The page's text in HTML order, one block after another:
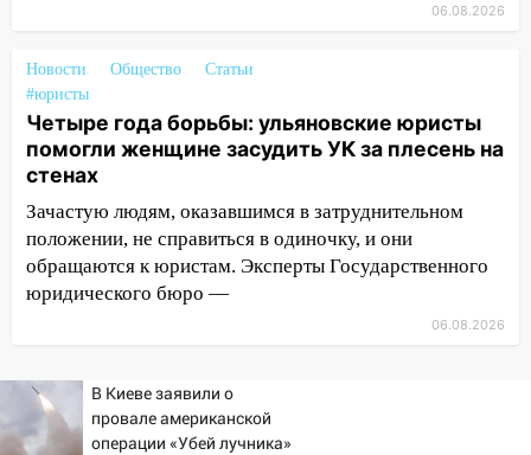
Ульяновской области завели дело на
агрессивную женщину
15:47 На улице Радищева сбили
курьера: крупная авария в Ульяновске
15:15 Проводил до квартиры и ограбил:
новый кавалер женщины оказался
рецидивистом
14:26
В Ульяновске ограничат движение
14:23
67% ульяновцев готовы
передумать увольняться, если им
повысят зарплату
06.08.2026
Новости Общество
Статьи
#юристы
Четыре года борьбы: ульяновские юристы
помогли женщине засудить УК за плесень на
стенах
Зачастую людям, оказавшимся в затруднительном
положении, не справиться в одиночку, и они
обращаются к юристам. Эксперты Государственного
юридического бюро —
06.08.2026
В Киеве заявили о
провале американской
операции «Убей лучника»